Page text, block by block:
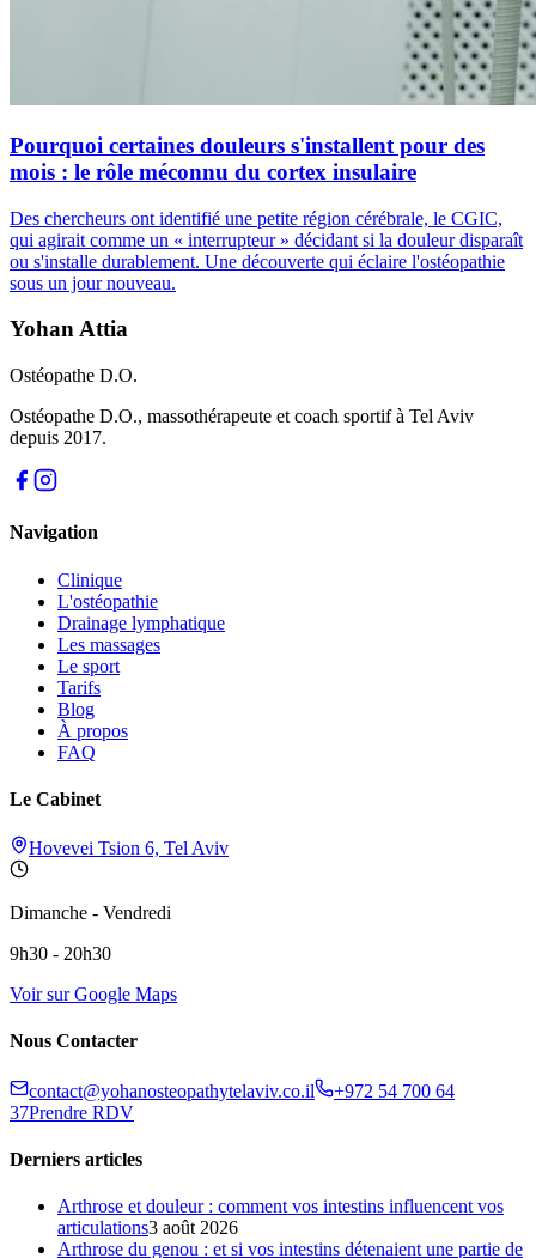
Pourquoi certaines douleurs s'installent pour des
mois : le rôle méconnu du cortex insulaire
Des chercheurs ont identifié une petite région cérébrale, le CGIC,
qui agirait comme un « interrupteur » décidant si la douleur disparaît
ou s'installe durablement. Une découverte qui éclaire l'ostéopathie
sous un jour nouveau.
Yohan Attia
Ostéopathe D.O.
Ostéopathe D.O., massothérapeute et coach sportif à Tel Aviv
depuis 2017.
Navigation
Clinique
L'ostéopathie
Drainage lymphatique
Les massages
Le sport
Tarifs
Blog
À propos
FAQ
Le Cabinet
Hovevei Tsion 6, Tel Aviv
Dimanche - Vendredi
9h30 - 20h30
Voir sur Google Maps
Nous Contacter
contact@yohanosteopathytelaviv.co.il
+972 54 700 64
37Prendre RDV
Derniers articles
Arthrose et douleur : comment vos intestins influencent vos
articulations3 août 2026
Arthrose du genou : et si vos intestins détenaient une partie de